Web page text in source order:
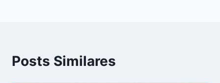
Posts Similares